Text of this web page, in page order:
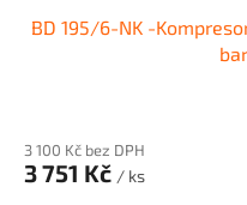
BD 195/6-NK -
3 100 Kč bez DPH
3 751 Kč / ks